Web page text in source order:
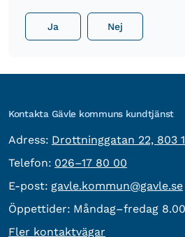
Ja Nej
Kontakta Gävle kommuns kundtjänst
Adress: besöksadress:
Drottninggatan 22, 803
Telefon: Telefon:
026–17 80 00
E-post: E-post:
gavle.kommun@gavle.se
Öppettider: Måndag–fredag
Fler kontaktvägar